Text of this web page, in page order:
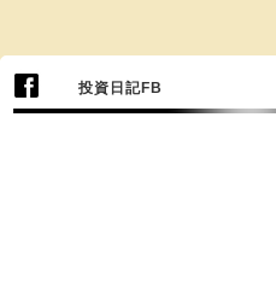
投資日記FB